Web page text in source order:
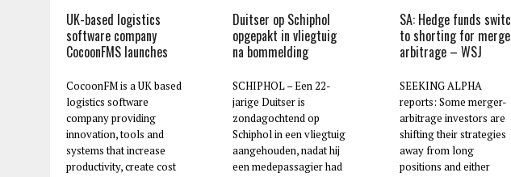
UK-based logistics
software company
CocoonFMS launches
CocoonFM is a UK based
logistics software
company providing
innovation, tools and
systems that increase
productivity, create cost
Duitser op Schiphol
opgepakt in vliegtuig
na bommelding
SCHIPHOL – Een 22-
jarige Duitser is
zondagochtend op
Schiphol in een vliegtuig
aangehouden, nadat hij
een medepassagier had
SA: Hedge funds
to shorting for
arbitrage – WSJ
SEEKING ALPHA
reports: Some merger-
arbitrage investors are
shifting their strategies
away from long
positions and either